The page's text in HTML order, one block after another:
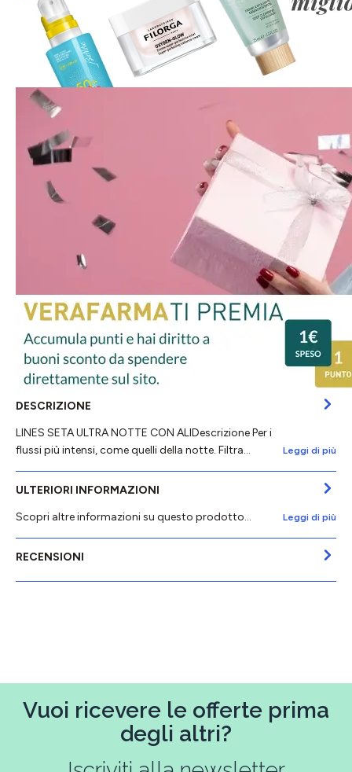
DESCRIZIONE
LINES SETA ULTRA NOTTE CON ALIDescrizione Per i
flussi più intensi, come quelli della notte. Filtra…
Leggi di più
ULTERIORI INFORMAZIONI
Scopri altre informazioni su questo prodotto...
Leggi di più
RECENSIONI
Vuoi ricevere le offerte prima
degli altri?